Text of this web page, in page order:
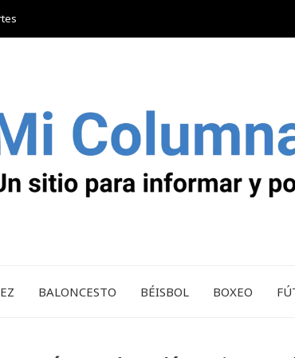
BALONCESTO BÉISBOL BOXEO